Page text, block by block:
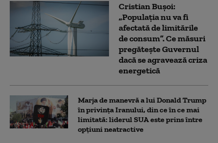
Cristian Bușoi:
„Populația nu va fi
afectată de limitările
de consum”. Ce măsuri
pregătește Guvernul
dacă se agravează criza
energetică
Marja de manevră a lui Donald Trump
în privința Iranului, din ce în ce mai
limitată: liderul SUA este prins între
opțiuni neatractive